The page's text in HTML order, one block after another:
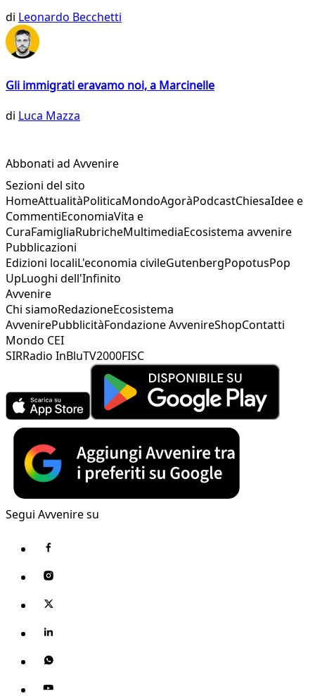
di Leonardo Becchetti
Gli immigrati eravamo noi, a Marcinelle
di Luca Mazza
Abbonati ad Avvenire
Sezioni del sito
HomeAttualitàPoliticaMondoAgoràPodcastChiesaIdee e
CommentiEconomiaVita e
CuraFamigliaRubricheMultimediaEcosistema avvenire
Pubblicazioni
Edizioni localiL'economia civileGutenbergPopotusPop
UpLuoghi dell'Infinito
Avvenire
Chi siamoRedazioneEcosistema
AvvenirePubblicitàFondazione AvvenireShopContatti
Mondo CEI
SIRRadio InBluTV2000FISC
Segui Avvenire su